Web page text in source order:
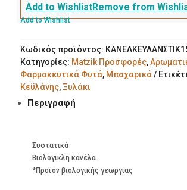
Add to WishlistRemove from
Add to Wishlist
Κωδικός προϊόντος:
Κατηγορίες: Matzik Προσφορές,
Φαρμακευτικά Φυτά, Μπαχαρικά
Κεϋλάνης, Ξυλάκι
Περιγραφή
Συστατικά
Βιολογικλη κανέλα
*Προϊόν βιολογικής γεωργίας